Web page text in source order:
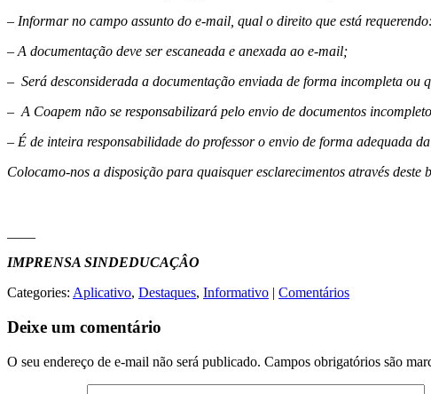
– Informar no campo assunto do e-mail, qual o direito que está
– A documentação deve ser escaneada e anexada ao e-mail;
– Será desconsiderada a documentação enviada de forma incompleta ou
– A Coapem não se responsabilizará pelo envio de documentos
– É de inteira responsabilidade do professor o envio de forma adequada
Colocamo-nos a disposição para quaisquer esclarecimentos através deste
IMPRENSA SINDEDUCAÇÂO
Categories: Aplicativo, Destaques, Informativo | Comentários
Deixe um comentário
O seu endereço de e-mail não será publicado. Campos obrigatórios são